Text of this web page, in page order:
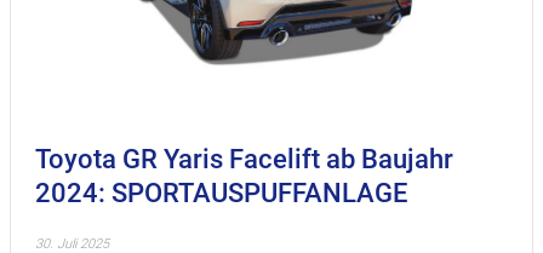
Toyota GR Yaris Facelift ab Baujahr
2024: SPORTAUSPUFFANLAGE
30. Juli 2025